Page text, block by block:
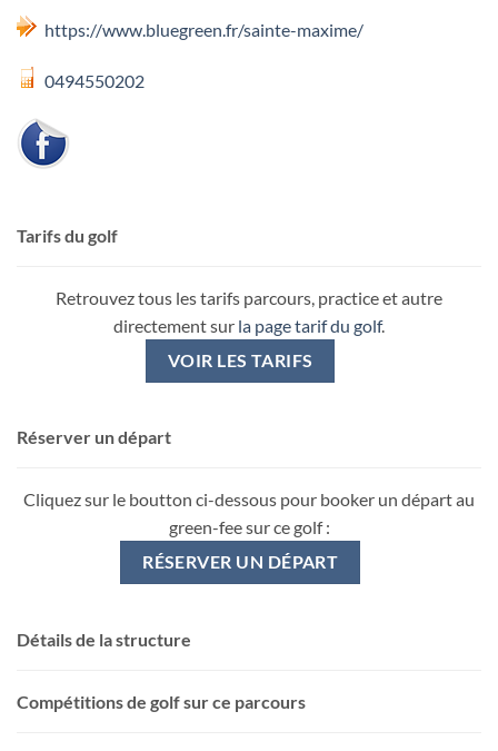
https://www.bluegreen.fr/sainte-maxime/
0494550202
Tarifs du golf
Retrouvez tous les tarifs parcours, practice et autre
directement sur la page tarif du golf.
VOIR LES TARIFS
Réserver un départ
Cliquez sur le boutton ci-dessous pour booker un départ au
green-fee sur ce golf :
RÉSERVER UN DÉPART
Détails de la structure
Compétitions de golf sur ce parcours